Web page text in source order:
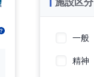
一般
精神